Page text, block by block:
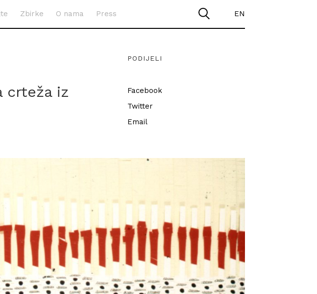
Zbirke O nama Press EN
PODIJELI
crteža iz
Facebook
Twitter
Email